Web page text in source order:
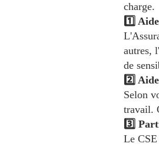
charge.
1️⃣
autres,
de
2️⃣
Selon
travail.
3️⃣
Le